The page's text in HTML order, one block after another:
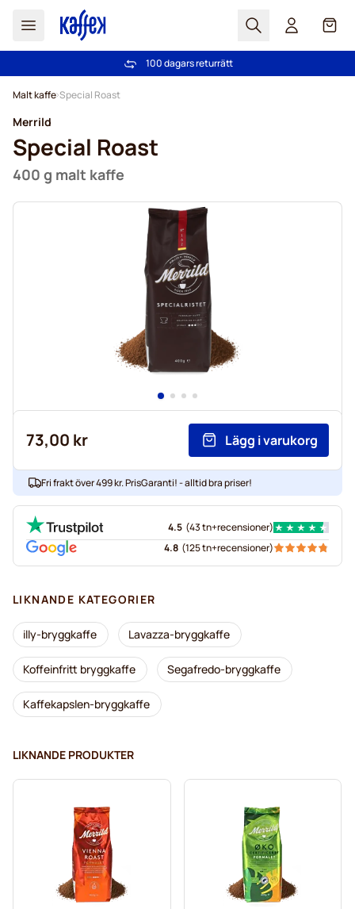
Sök Cart
Fri frakt över 499 kr
100 dagars returrätt
Malt kaffe Special Roast
Merrild
Special Roast
400 g malt kaffe
73,00 kr Lägg i varukorg
Fri frakt över 499 kr. PrisGaranti! - alltid bra priser!
4.5 (43 tn+recensioner)
4.8 (125 tn+recensioner)
LIKNANDE KATEGORIER
illy-bryggkaffe Lavazza-bryggkaffe
Koffeinfritt bryggkaffe Segafredo-bryggkaffe
Kaffekapslen-bryggkaffe
LIKNANDE PRODUKTER